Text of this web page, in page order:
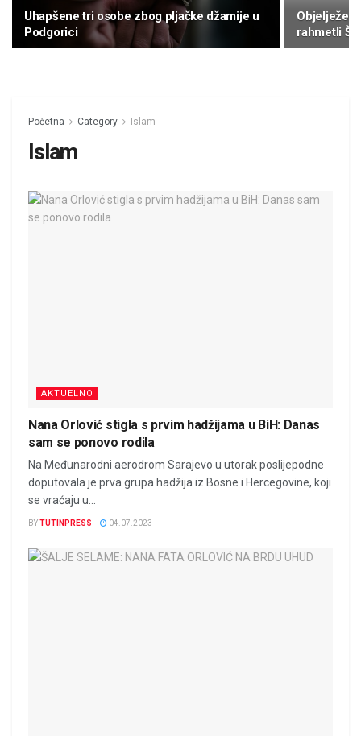
Uhapšene tri osobe zbog pljačke džamije u
Podgorici
rahmetli
Početna Category Islam
Islam
AKTUELNO
Nana Orlović stigla s prvim hadžijama u BiH: Danas
sam se ponovo rodila
Na Međunarodni aerodrom Sarajevo u utorak poslijepodne
doputovala je prva grupa hadžija iz Bosne i Hercegovine, koji
se vraćaju u...
BYTUTINPRESS 04.07.2023